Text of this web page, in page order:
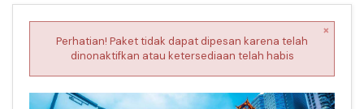
Perhatian! Paket tidak dapat dipesan karena telah
dinonaktifkan atau ketersediaan telah habis
×